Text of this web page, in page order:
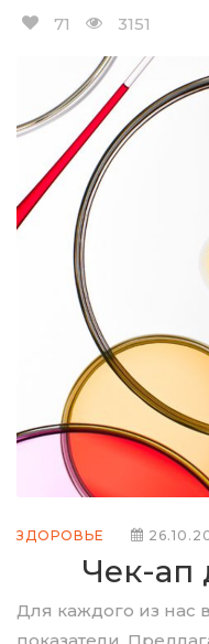
71
3151
ЗДОРОВЬЕ
Чек-ап
Для каждого из нас